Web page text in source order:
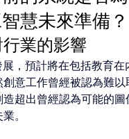
慧未來準備？
業的影響
，預計將在包括教育在
意工作曾經被認為難以
超出曾經認為可能的圖
。